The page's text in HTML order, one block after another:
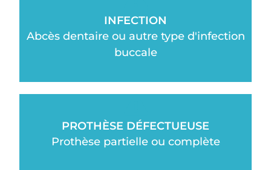
INFECTION
Abcès dentaire ou autre type d'infection
buccale
PROTHÈSE DÉFECTUEUSE
Prothèse partielle ou complète